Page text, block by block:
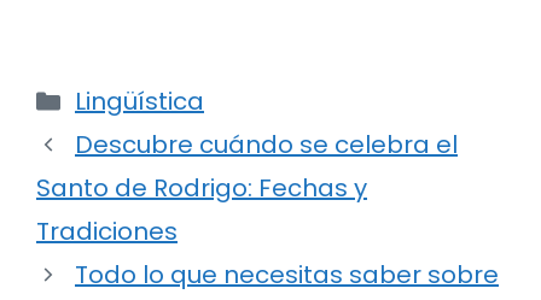
Categorías
Lingüística
Descubre cuándo se celebra el
Santo de Rodrigo: Fechas y
Tradiciones
Todo lo que necesitas saber sobre